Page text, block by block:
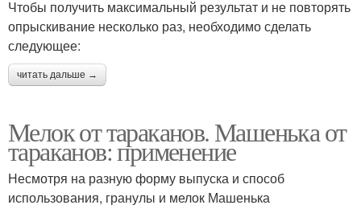
Чтобы получить максимальный результат и не повторять
опрыскивание несколько раз, необходимо сделать
следующее:
читать дальше →
Мелок от тараканов. Машенька от
тараканов: применение
Несмотря на разную форму выпуска и способ
использования, гранулы и мелок Машенька